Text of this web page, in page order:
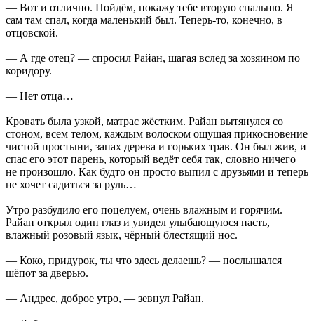
— Вот и отлично. Пойдём, покажу тебе вторую спальню. Я
сам там спал, когда маленький был. Теперь-то, конечно, в
отцовской.
— А где отец? — спросил Райан, шагая вслед за хозяином по
коридору.
— Нет отца…
Кровать была узкой, матрас жёстким. Райан вытянулся со
стоном, всем телом, каждым волоском ощущая прикосновение
чистой простыни, запах дерева и горьких трав. Он был жив, и
спас его этот парень, который ведёт себя так, словно ничего
не произошло. Как будто он просто выпил с друзьями и теперь
не хочет садиться за руль…
Утро разбудило его поцелуем, очень влажным и горячим.
Райан открыл один глаз и увидел улыбающуюся пасть,
влажный розовый язык, чёрный блестящий нос.
— Коко, придурок, ты что здесь делаешь? — послышался
шёпот за дверью.
— Андрес, доброе утро, — зевнул Райан.